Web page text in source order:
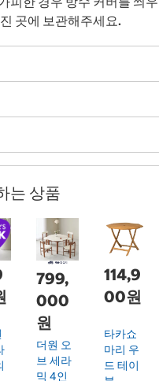
곳에 보관해주세요.
는 상품
799,
000
원
더원 오
브 세라
믹 4인
114,9
00원
타카쇼
마리 우
드 테이